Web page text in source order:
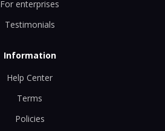
For enterprises
Testimonials
Information
Help Center
Terms
Policies